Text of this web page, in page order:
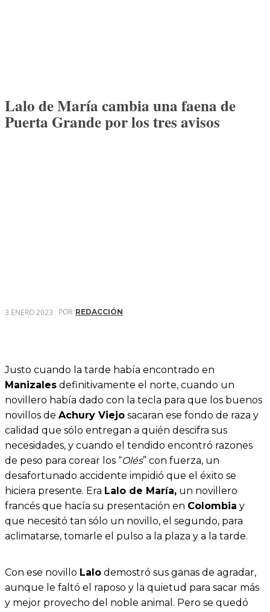
Lalo de María cambia una faena de
Puerta Grande por los tres avisos
3 ENERO 2023 POR REDACCIÓN
Justo cuando la tarde había encontrado en
Manizales definitivamente el norte, cuando un
novillero había dado con la tecla para que los buenos
novillos de Achury Viejo sacaran ese fondo de raza y
calidad que sólo entregan a quién descifra sus
necesidades, y cuando el tendido encontró razones
de peso para corear los “Olés” con fuerza, un
desafortunado accidente impidió que el éxito se
hiciera presente. Era Lalo de María, un novillero
francés que hacía su presentación en Colombia y
que necesitó tan sólo un novillo, el segundo, para
aclimatarse, tomarle el pulso a la plaza y a la tarde.
Con ese novillo Lalo demostró sus ganas de agradar,
aunque le faltó el raposo y la quietud para sacar más
y mejor provecho del noble animal. Pero se quedó